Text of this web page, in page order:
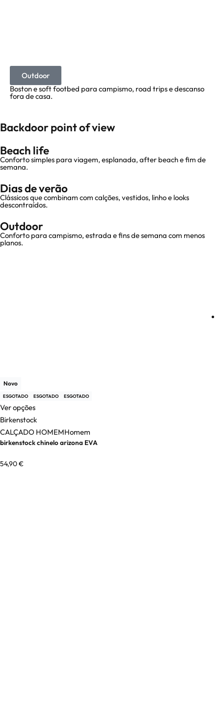
Outdoor
Boston e soft footbed para campismo, road trips e descanso
fora de casa.
Backdoor point of view
Beach life
Conforto simples para viagem, esplanada, after beach e fim de
semana.
Dias de verão
Clássicos que combinam com calções, vestidos, linho e looks
descontraídos.
Outdoor
Conforto para campismo, estrada e fins de semana com menos
planos.
Novo
ESGOTADO ESGOTADO ESGOTADO
Ver opções
Birkenstock
CALÇADO HOMEMHomem
birkenstock chinelo arizona EVA
54,90€